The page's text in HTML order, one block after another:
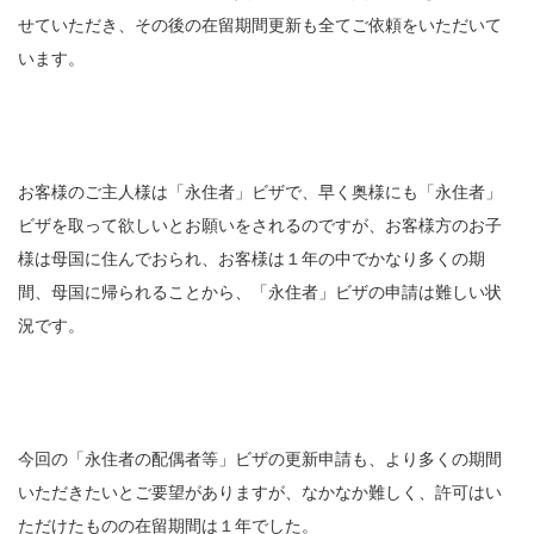
せていただき、その後の在留期間更新も全てご依頼をいただいて
います。
お客様のご主人様は「永住者」ビザで、早く奥様にも「永住者」
ビザを取って欲しいとお願いをされるのですが、お客様方のお子
様は母国に住んでおられ、お客様は１年の中でかなり多くの期
間、母国に帰られることから、「永住者」ビザの申請は難しい状
況です。
今回の「永住者の配偶者等」ビザの更新申請も、より多くの期間
いただきたいとご要望がありますが、なかなか難しく、許可はい
ただけたものの在留期間は１年でした。